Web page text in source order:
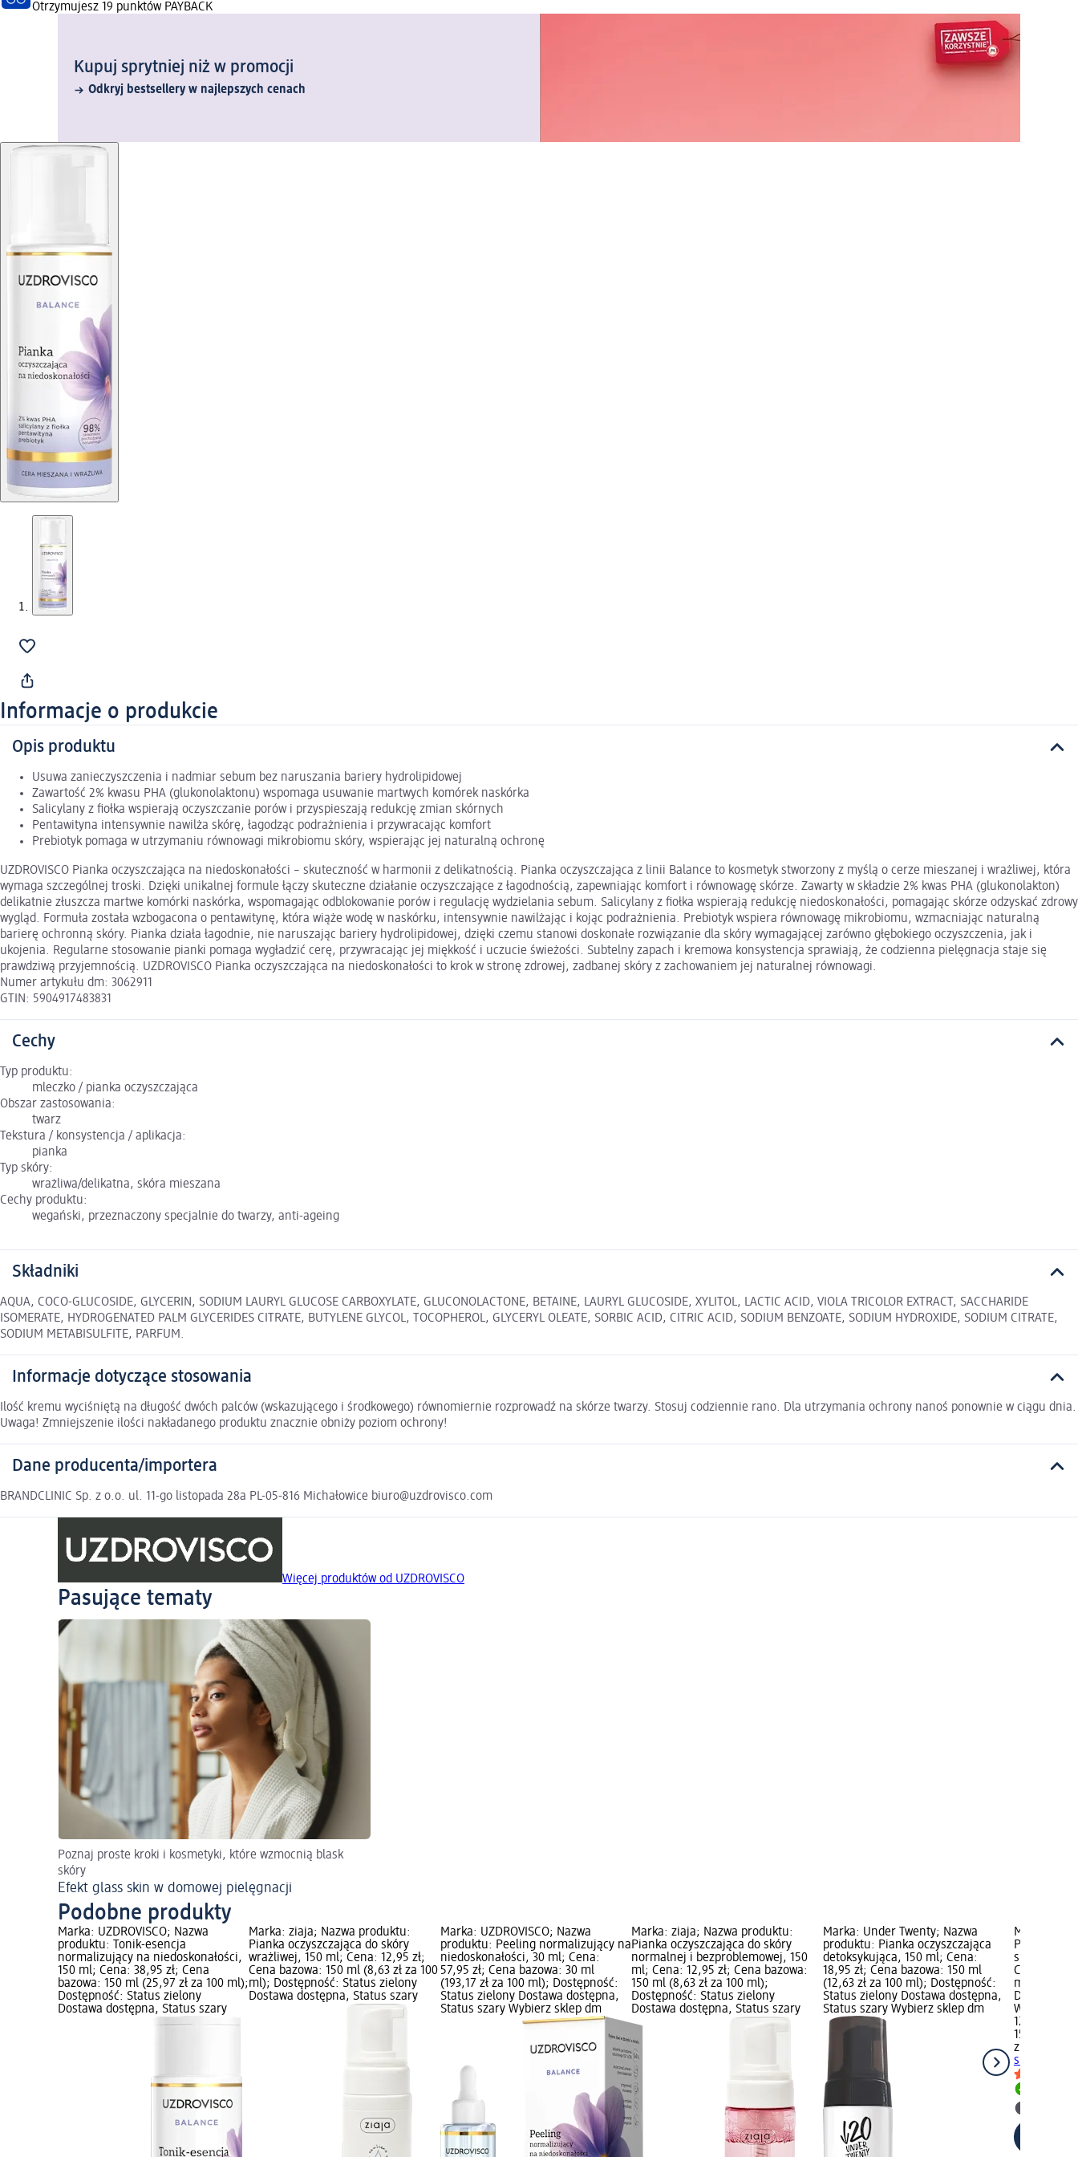
Otrzymujesz 19 punktów PAYBACK
Kupuj sprytniej niż w promocji
Odkryj bestsellery w najlepszych cenach
Informacje o produkcie
Opis produktu
Usuwa zanieczyszczenia i nadmiar sebum bez naruszania bariery hydrolipidowej
Zawartość 2% kwasu PHA (glukonolaktonu) wspomaga usuwanie martwych komórek naskórka
Salicylany z fiołka wspierają oczyszczanie porów i przyspieszają redukcję zmian skórnych
Pentawityna intensywnie nawilża skórę, łagodząc podrażnienia i przywracając komfort
Prebiotyk pomaga w utrzymaniu równowagi mikrobiomu skóry, wspierając jej naturalną ochronę
UZDROVISCO Pianka oczyszczająca na niedoskonałości – skuteczność w harmonii z delikatnością. Pianka oczyszczająca z linii Balance to kosmetyk stworzony z myślą o cerze mieszanej i wrażliwej, która
wymaga szczególnej troski. Dzięki unikalnej formule łączy skuteczne działanie oczyszczające z łagodnością, zapewniając komfort i równowagę skórze. Zawarty w składzie 2% kwas PHA (glukonolakton)
delikatnie złuszcza martwe komórki naskórka, wspomagając odblokowanie porów i regulację wydzielania sebum. Salicylany z fiołka wspierają redukcję niedoskonałości, pomagając skórze odzyskać zdrowy
wygląd. Formuła została wzbogacona o pentawitynę, która wiąże wodę w naskórku, intensywnie nawilżając i kojąc podrażnienia. Prebiotyk wspiera równowagę mikrobiomu, wzmacniając naturalną
barierę ochronną skóry. Pianka działa łagodnie, nie naruszając bariery hydrolipidowej, dzięki czemu stanowi doskonałe rozwiązanie dla skóry wymagającej zarówno głębokiego oczyszczenia, jak i
ukojenia. Regularne stosowanie pianki pomaga wygładzić cerę, przywracając jej miękkość i uczucie świeżości. Subtelny zapach i kremowa konsystencja sprawiają, że codzienna pielęgnacja staje się
prawdziwą przyjemnością. UZDROVISCO Pianka oczyszczająca na niedoskonałości to krok w stronę zdrowej, zadbanej skóry z zachowaniem jej naturalnej równowagi.
Numer artykułu dm: 3062911
GTIN: 5904917483831
Cechy
Typ produktu:
mleczko / pianka oczyszczająca
Obszar zastosowania:
twarz
Tekstura / konsystencja / aplikacja:
pianka
Typ skóry:
wrażliwa/delikatna, skóra mieszana
Cechy produktu:
wegański, przeznaczony specjalnie do twarzy, anti-ageing
Składniki
AQUA, COCO-GLUCOSIDE, GLYCERIN, SODIUM LAURYL GLUCOSE CARBOXYLATE, GLUCONOLACTONE, BETAINE, LAURYL GLUCOSIDE, XYLITOL, LACTIC ACID, VIOLA TRICOLOR EXTRACT, SACCHARIDE
ISOMERATE, HYDROGENATED PALM GLYCERIDES CITRATE, BUTYLENE GLYCOL, TOCOPHEROL, GLYCERYL OLEATE, SORBIC ACID, CITRIC ACID, SODIUM BENZOATE, SODIUM HYDROXIDE, SODIUM CITRATE,
SODIUM METABISULFITE, PARFUM.
Informacje dotyczące stosowania
Ilość kremu wyciśniętą na długość dwóch palców (wskazującego i środkowego) równomiernie rozprowadź na skórze twarzy. Stosuj codziennie rano. Dla utrzymania ochrony nanoś ponownie w ciągu dnia.
Uwaga! Zmniejszenie ilości nakładanego produktu znacznie obniży poziom ochrony!
Dane producenta/importera
BRANDCLINIC Sp. z o.o. ul. 11-go listopada 28a PL-05-816 Michałowice biuro@uzdrovisco.com
Więcej produktów od UZDROVISCO
Pasujące tematy
Poznaj proste kroki i kosmetyki, które wzmocnią blask
skóry
Efekt glass skin w domowej pielęgnacji
Podobne produkty
Marka: UZDROVISCO; Nazwa
produktu: Tonik-esencja
normalizujący na niedoskonałości,
150 ml; Cena: 38,95 zł; Cena
bazowa: 150 ml (25,97 zł za 100 ml);
Dostępność: Status zielony
Dostawa dostępna, Status szary
Marka: ziaja; Nazwa produktu:
Pianka oczyszczająca do skóry
wrażliwej, 150 ml; Cena: 12,95 zł;
Cena bazowa: 150 ml (8,63 zł za 100
ml); Dostępność: Status zielony
Dostawa dostępna, Status szary
Marka: UZDROVISCO; Nazwa
produktu: Peeling normalizujący na
niedoskonałości, 30 ml; Cena:
57,95 zł; Cena bazowa: 30 ml
(193,17 zł za 100 ml); Dostępność:
Status zielony Dostawa dostępna,
Status szary Wybierz sklep dm
Marka: ziaja; Nazwa produktu:
Pianka oczyszczająca do skóry
normalnej i bezproblemowej, 150
ml; Cena: 12,95 zł; Cena bazowa:
150 ml (8,63 zł za 100 ml);
Dostępność: Status zielony
Dostawa dostępna, Status szary
Marka: Under Twenty; Nazwa
produktu: Pianka oczyszczająca
detoksykująca, 150 ml; Cena:
18,95 zł; Cena bazowa: 150 ml
(12,63 zł za 100 ml); Dostępność:
Status zielony Dostawa dostępna,
Status szary Wybierz sklep dm
Marka:
Pianka
suchej, 150
Cena
ml);
Dostawa
Wybierz
12,95 zł
150 ml
ziaja
suchej, 150